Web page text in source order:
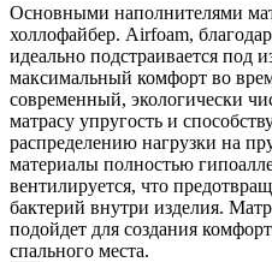
Основными наполнителями
холлофайбер. Airfoam,
идеально подстраивается под
максимальный комфорт во
современный, экологически
матрасу упругость и
распределению нагрузки на
материалы полностью
вентилируется, что
бактерий внутри изделия.
подойдет для создания
спального места.